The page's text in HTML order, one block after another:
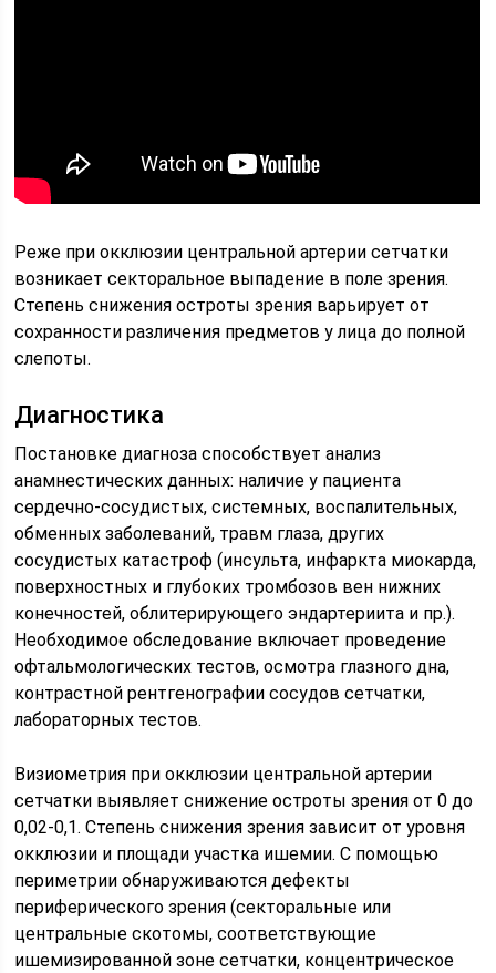
Реже при окклюзии центральной артерии сетчатки
возникает секторальное выпадение в поле зрения.
Степень снижения остроты зрения варьирует от
сохранности различения предметов у лица до полной
слепоты.
Диагностика
Постановке диагноза способствует анализ
анамнестических данных: наличие у пациента
сердечно-сосудистых, системных, воспалительных,
обменных заболеваний, травм глаза, других
сосудистых катастроф (инсульта, инфаркта миокарда,
поверхностных и глубоких тромбозов вен нижних
конечностей, облитерирующего эндартериита и пр.).
Необходимое обследование включает проведение
офтальмологических тестов, осмотра глазного дна,
контрастной рентгенографии сосудов сетчатки,
лабораторных тестов.
Визиометрия при окклюзии центральной артерии
сетчатки выявляет снижение остроты зрения от 0 до
0,02-0,1. Степень снижения зрения зависит от уровня
окклюзии и площади участка ишемии. С помощью
периметрии обнаруживаются дефекты
периферического зрения (секторальные или
центральные скотомы, соответствующие
ишемизированной зоне сетчатки, концентрическое